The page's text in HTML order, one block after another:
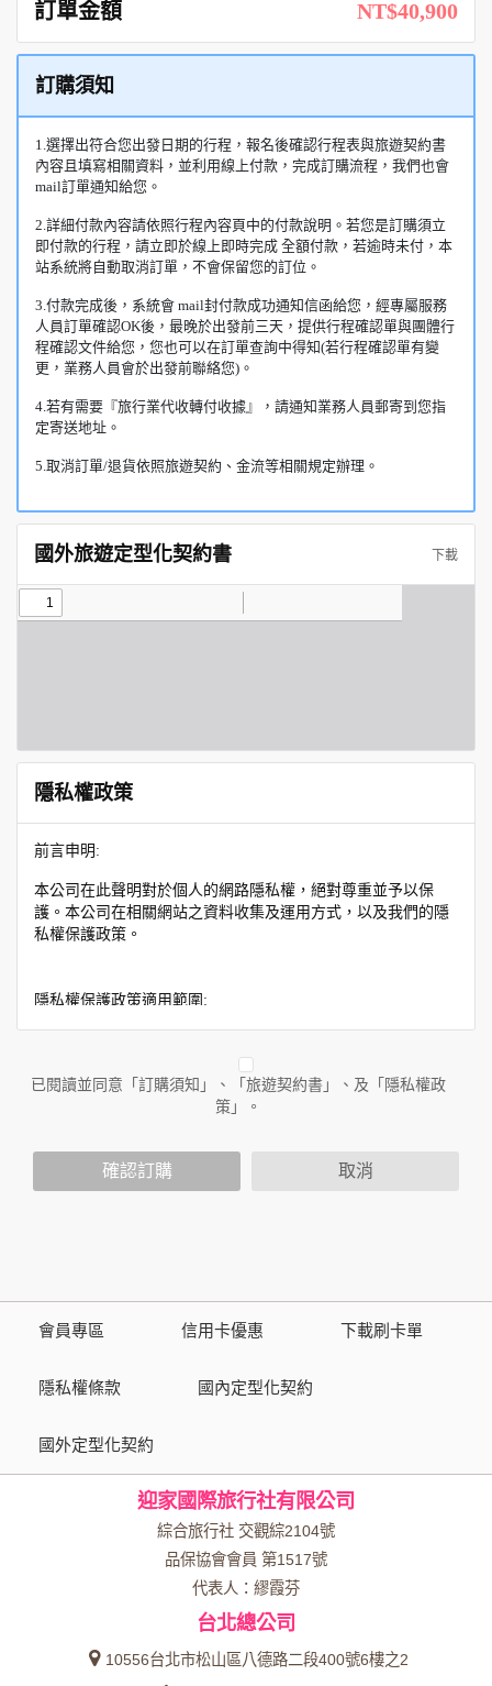
訂單金額 NT$40,900
訂購須知
1.選擇出符合您出發日期的行程，報名後確認行程表與旅遊契約書
內容且填寫相關資料，並利用線上付款，完成訂購流程，我們也會
mail訂單通知給您。
2.詳細付款內容請依照行程內容頁中的付款說明。若您是訂購須立
即付款的行程，請立即於線上即時完成 全額付款，若逾時未付，本
站系統將自動取消訂單，不會保留您的訂位。
3.付款完成後，系統會 mail封付款成功通知信函給您，經專屬服務
人員訂單確認OK後，最晚於出發前三天，提供行程確認單與團體行
程確認文件給您，您也可以在訂單查詢中得知(若行程確認單有變
更，業務人員會於出發前聯絡您)。
4.若有需要『旅行業代收轉付收據』，請通知業務人員郵寄到您指
定寄送地址。
5.取消訂單/退貨依照旅遊契約、金流等相關規定辦理。
國外旅遊定型化契約書 下載
隱私權政策
前言申明:
本公司在此聲明對於個人的網路隱私權，絕對尊重並予以保
護。本公司在相關網站之資料收集及運用方式，以及我們的隱
私權保護政策。
隱私權保護政策適用範圍:
務時收集到的身份識別資料，也包括本公司如何處理在商業合
作與本公司合作時分享的任何身份識別資料。隱私權保護政策
不適用於本公司以外的公司或網站群，與非本站所僱用或管理
放連結的廠商也可能蒐集您個人的資料。對於您主動提供的個
人資訊，這些廣告廠商或連結網站有其個別的隱私權保護政
策，其資料處理措施不適用於本公司隱私權保護政策。
資料的蒐集與使用方式:
為了在本網站提供您最佳的互動性服務，可能會請您提供相關
本網站在您使用服務信箱、問卷調查等互動性功能時，會保留
於一般瀏覽時，伺服器會自行記錄相關行徑，包括您使用連線
設備的 IP 位址、使用時間、使用的瀏覽器、瀏覽及點選資料記
錄等，做為我們增進網站服務的參考依據，此記錄為內部應
用，決不對外公布。
為提供精確的服務，我們會將收集的問卷調查內容進行統計與
分析，分析結果之統計數據或說明文字呈現，除供內部研究
外，我們會視需要公佈統計數據及說明文字，但不涉及特定個
已閱讀並同意「訂購須知」、「旅遊契約書」、及「隱私權政
策」。
確認訂購 取消
會員專區 信用卡優惠 下載刷卡單
隱私權條款 國內定型化契約
國外定型化契約
迎家國際旅行社有限公司
綜合旅行社 交觀綜2104號
品保協會會員 第1517號
代表人：繆霞芬
台北總公司
10556台北市松山區八德路二段400號6樓之2